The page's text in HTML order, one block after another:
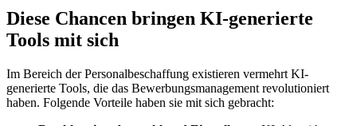
Diese Chancen bringen KI-generierte
Tools mit sich
Im Bereich der Personalbeschaffung existieren vermehrt KI-
generierte Tools, die das Bewerbungsmanagement revolutioniert
haben. Folgende Vorteile haben sie mit sich gebracht: